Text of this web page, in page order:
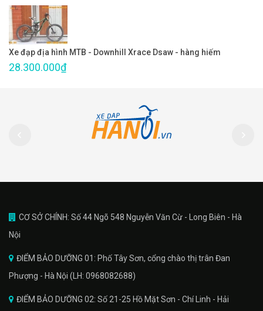
Xe đạp địa hình MTB - Downhill Xrace Dsaw - hàng hiếm
28.300.000₫
CƠ SỞ CHÍNH: Số 44 Ngõ 548 Nguyễn Văn Cừ - Long Biên - Hà
Nội
ĐIỂM BẢO DƯỠNG 01: Phố Tây Sơn, cổng chào thị trân Đan
Phượng - Hà Nội (LH: 0968082688)
ĐIỂM BẢO DƯỠNG 02: Số 21-25 Hồ Mặt Sơn - Chí Linh - Hải